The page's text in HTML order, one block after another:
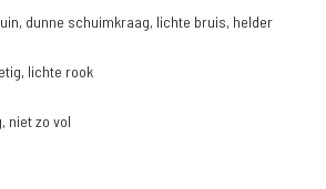
dunne schuimkraag, lichte bruis, helder
lichte rook
niet zo vol